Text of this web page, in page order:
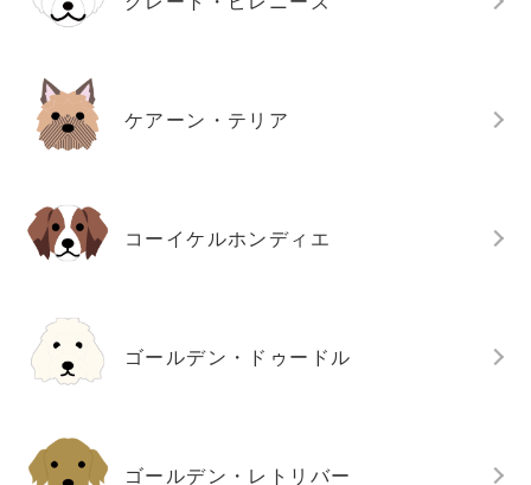
ケアーン・テリア
コーイケルホンディエ
ゴールデン・ドゥードル
ゴールデン・レトリバー